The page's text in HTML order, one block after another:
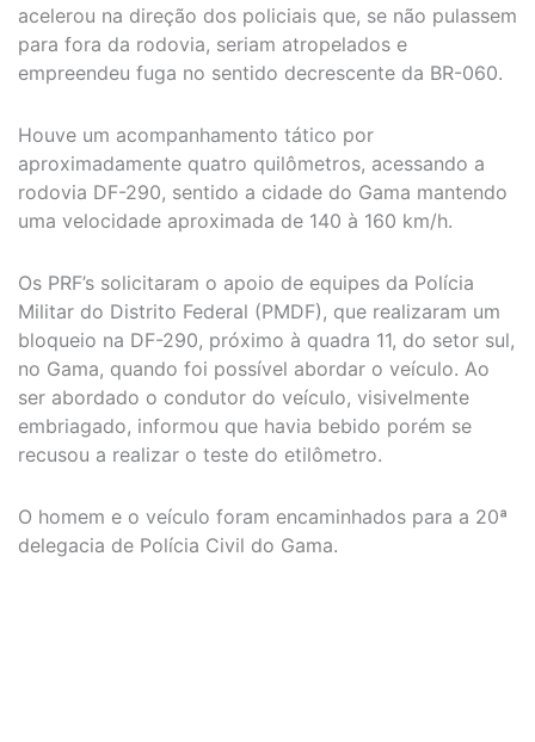
acelerou na direção dos policiais que, se não pulassem
para fora da rodovia, seriam atropelados e
empreendeu fuga no sentido decrescente da BR-060.
Houve um acompanhamento tático por
aproximadamente quatro quilômetros, acessando a
rodovia DF-290, sentido a cidade do Gama mantendo
uma velocidade aproximada de 140 à 160 km/h.
Os PRF’s solicitaram o apoio de equipes da Polícia
Militar do Distrito Federal (PMDF), que realizaram um
bloqueio na DF-290, próximo à quadra 11, do setor sul,
no Gama, quando foi possível abordar o veículo. Ao
ser abordado o condutor do veículo, visivelmente
embriagado, informou que havia bebido porém se
recusou a realizar o teste do etilômetro.
O homem e o veículo foram encaminhados para a 20ª
delegacia de Polícia Civil do Gama.